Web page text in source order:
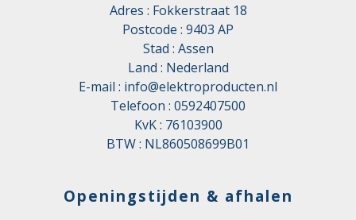
Adres : Fokkerstraat 18
Postcode : 9403 AP
Stad : Assen
Land : Nederland
E-mail : info@elektroproducten.nl
Telefoon : 0592407500
KvK : 76103900
BTW : NL860508699B01
Openingstijden & afhalen